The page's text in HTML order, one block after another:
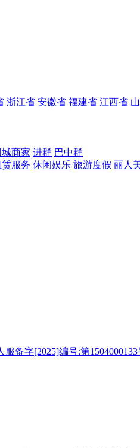
浙江省 安徽省 福建省 江西省
城商家 进群 巴中群
服务 休闲娱乐 旅游度假 丽人
备字[2025]编号:第1504000133